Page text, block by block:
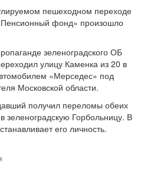
пешеходном переходе
фонд» произошло
зеленоградского ОБ
улицу Каменка из 20 в
«Мерседес» под
Московской области.
получил переломы обеих
зеленоградскую Горбольницу. В
его личность.